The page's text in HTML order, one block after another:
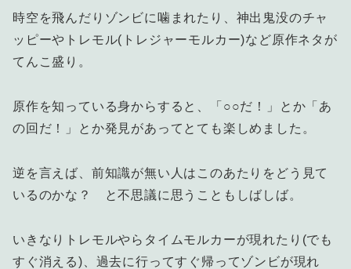
時空を飛んだりゾンビに噛まれたり、神出鬼没のチャ
ッピーやトレモル(トレジャーモルカー)など原作ネタが
てんこ盛り。
原作を知っている身からすると、「○○だ！」とか「あ
の回だ！」とか発見があってとても楽しめました。
逆を言えば、前知識が無い人はこのあたりをどう見て
いるのかな？ と不思議に思うこともしばしば。
いきなりトレモルやらタイムモルカーが現れたり(でも
すぐ消える)、過去に行ってすぐ帰ってゾンビが現れ